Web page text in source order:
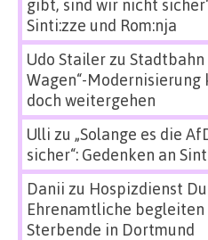
gibt, sind wir nicht
Sinti:zze und Rom:nja
Udo Stailerzu Stadtbahn
Wagen“-Modernisierung
doch weitergehen
Ulli zu „Solange es die
sicher“: Gedenken an
Danii zu Hospizdienst
Ehrenamtliche
Sterbende in Dortmund